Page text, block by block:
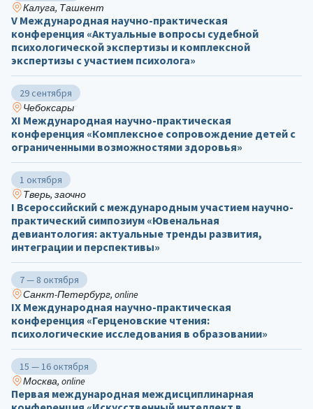
Калуга, Ташкент
V Международная научно-практическая
конференция «Актуальные вопросы судебной
психологической экспертизы и комплексной
экспертизы с участием психолога»
29 сентября
Чебоксары
ХΙ Международная научно-практическая
конференция «Комплексное сопровождение детей с
ограниченными возможностями здоровья»
1 октября
Тверь, заочно
I Всероссийский с международным участием научно-
практический симпозиум «Ювенальная
девиантология: актуальные тренды развития,
интеграции и перспективы»
7 — 8 октября
Санкт-Петербург, online
IX Международная научно-практическая
конференция «Герценовские чтения:
психологические исследования в образовании»
15 — 16 октября
Москва, online
Первая международная междисциплинарная